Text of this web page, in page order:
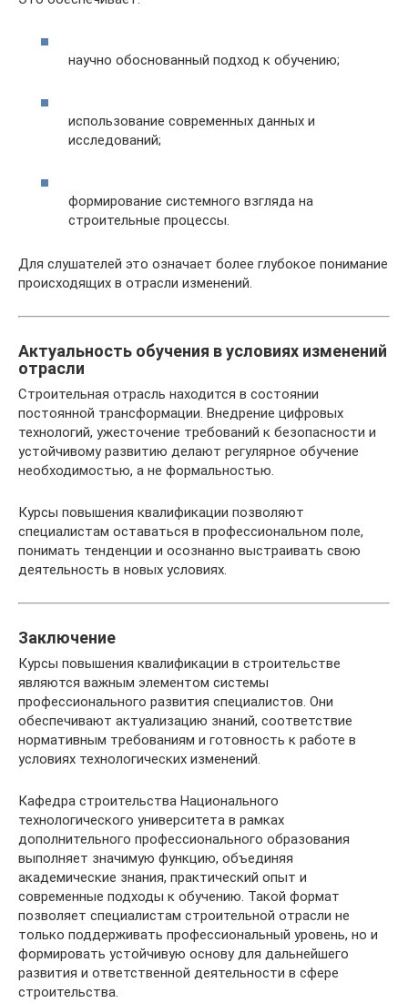
научно обоснованный подход к обучению;
использование современных данных и
исследований;
формирование системного взгляда на
строительные процессы.
Для слушателей это означает более глубокое понимание
происходящих в отрасли изменений.
Актуальность обучения в условиях изменений
отрасли
Строительная отрасль находится в состоянии
постоянной трансформации. Внедрение цифровых
технологий, ужесточение требований к безопасности и
устойчивому развитию делают регулярное обучение
необходимостью, а не формальностью.
Курсы повышения квалификации позволяют
специалистам оставаться в профессиональном поле,
понимать тенденции и осознанно выстраивать свою
деятельность в новых условиях.
Заключение
Курсы повышения квалификации в строительстве
являются важным элементом системы
профессионального развития специалистов. Они
обеспечивают актуализацию знаний, соответствие
нормативным требованиям и готовность к работе в
условиях технологических изменений.
Кафедра строительства Национального
технологического университета в рамках
дополнительного профессионального образования
выполняет значимую функцию, объединяя
академические знания, практический опыт и
современные подходы к обучению. Такой формат
позволяет специалистам строительной отрасли не
только поддерживать профессиональный уровень, но и
формировать устойчивую основу для дальнейшего
развития и ответственной деятельности в сфере
строительства.